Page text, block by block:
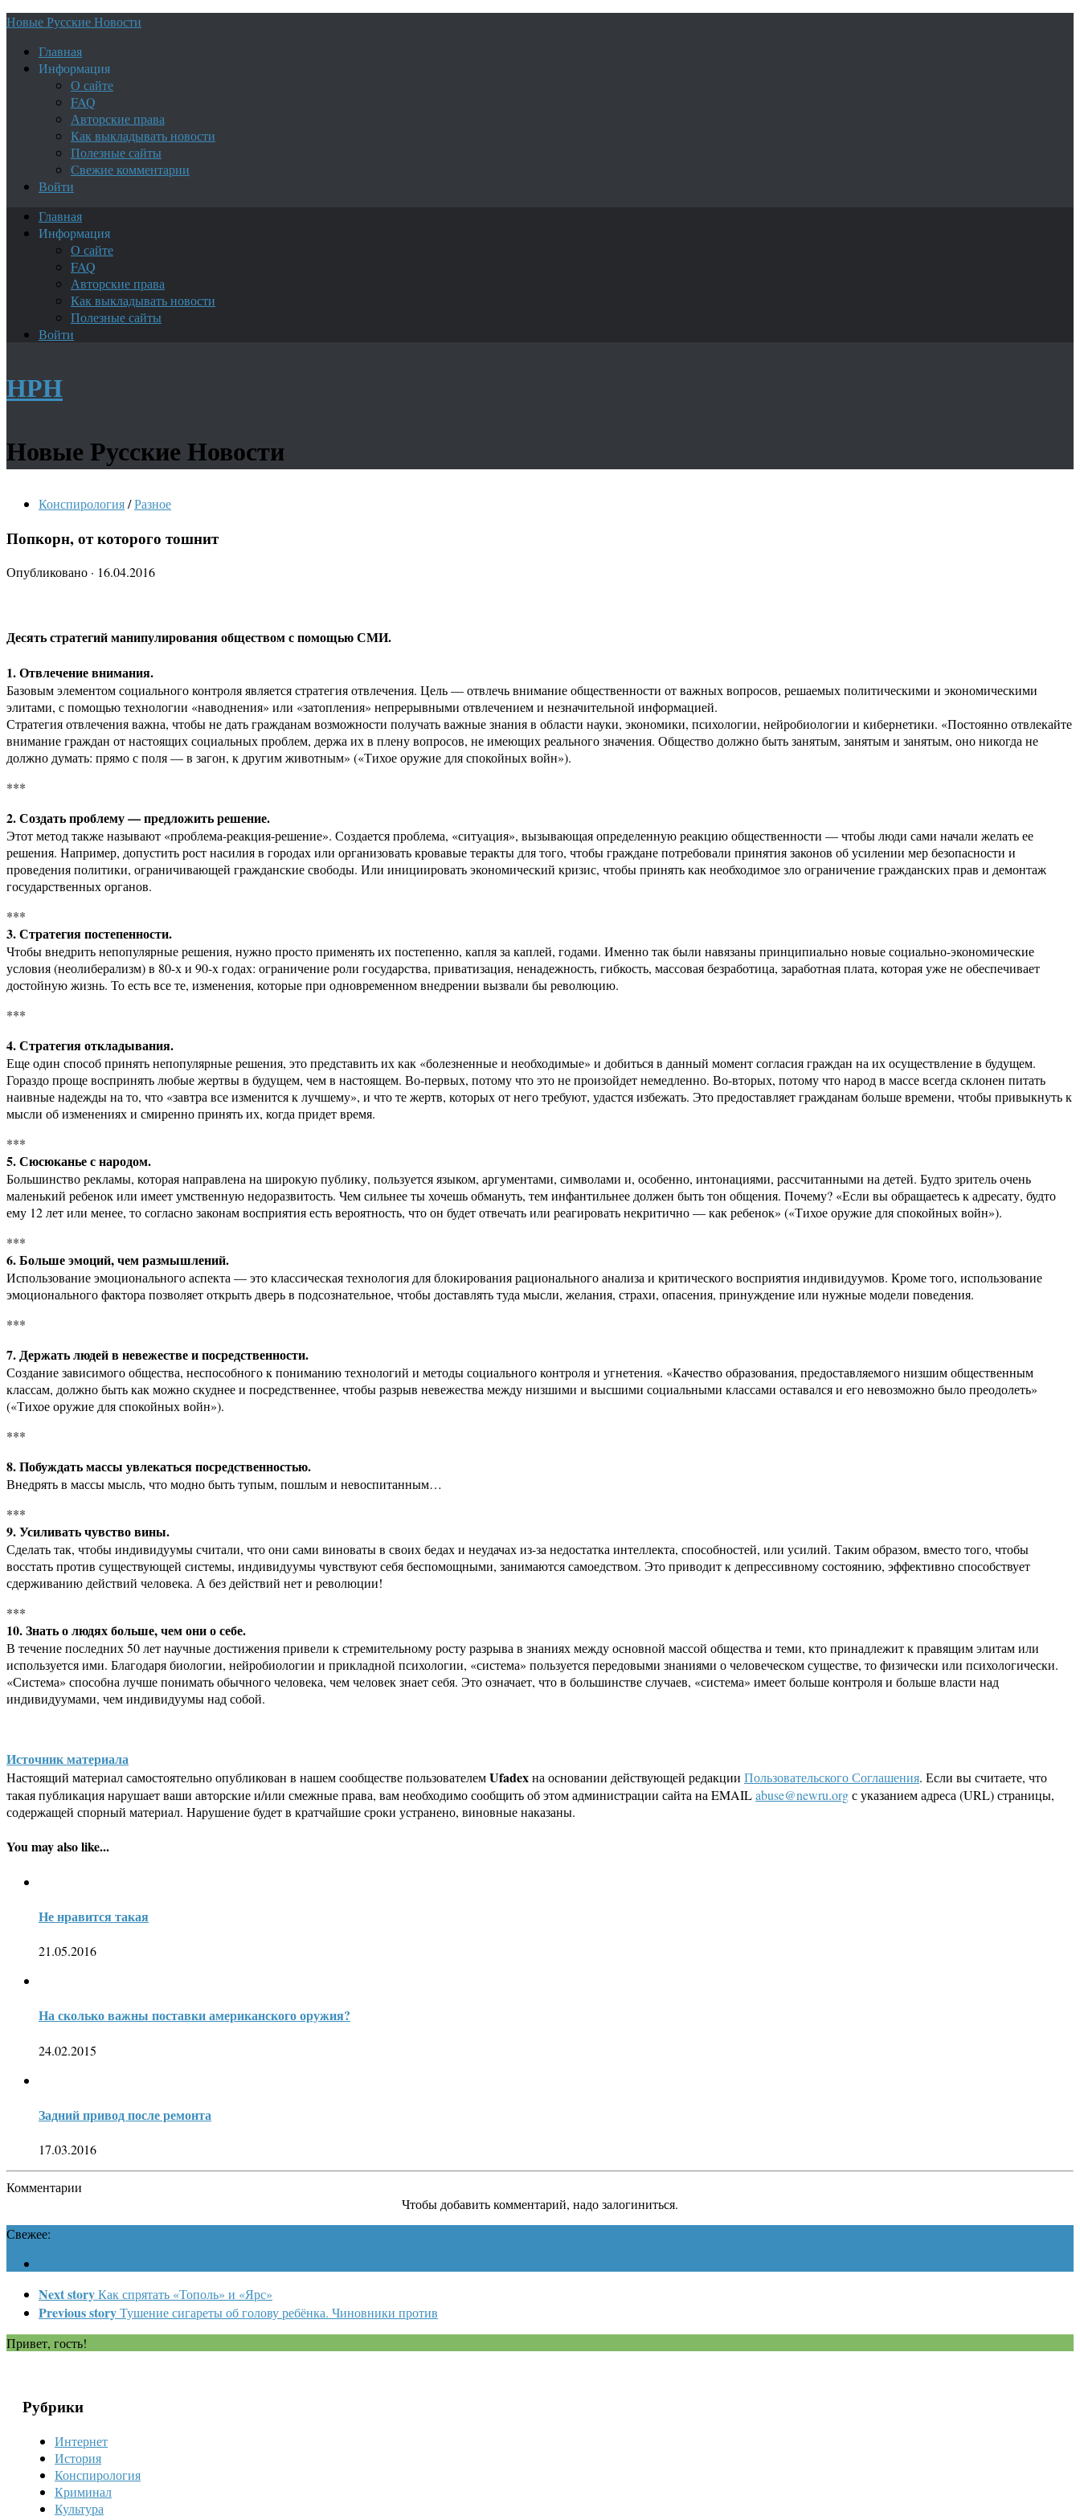
Новые Русские Новости
Главная
Информация
О сайте
FAQ
Авторские права
Как выкладывать новости
Полезные сайты
Свежие комментарии
Войти
Главная
Информация
О сайте
FAQ
Авторские права
Как выкладывать новости
Полезные сайты
Войти
НРН
Новые Русские Новости
Конспирология/Разное
Попкорн, от которого тошнит
Опубликовано · 16.04.2016
Десять стратегий манипулирования обществом с помощью СМИ.
1. Отвлечение внимания.
Базовым элементом социального контроля является стратегия отвлечения. Цель — отвлечь внимание общественности от важных вопросов, решаемых политическими и экономическими
элитами, с помощью технологии «наводнения» или «затопления» непрерывными отвлечением и незначительной информацией.
Стратегия отвлечения важна, чтобы не дать гражданам возможности получать важные знания в области науки, экономики, психологии, нейробиологии и кибернетики. «Постоянно отвлекайте
внимание граждан от настоящих социальных проблем, держа их в плену вопросов, не имеющих реального значения. Общество должно быть занятым, занятым и занятым, оно никогда не
должно думать: прямо с поля — в загон, к другим животным» («Тихое оружие для спокойных войн»).
***
2. Создать проблему — предложить решение.
Этот метод также называют «проблема-реакция-решение». Создается проблема, «ситуация», вызывающая определенную реакцию общественности — чтобы люди сами начали желать ее
решения. Например, допустить рост насилия в городах или организовать кровавые теракты для того, чтобы граждане потребовали принятия законов об усилении мер безопасности и
проведения политики, ограничивающей гражданские свободы. Или инициировать экономический кризис, чтобы принять как необходимое зло ограничение гражданских прав и демонтаж
государственных органов.
***
3. Стратегия постепенности.
Чтобы внедрить непопулярные решения, нужно просто применять их постепенно, капля за каплей, годами. Именно так были навязаны принципиально новые социально-экономические
условия (неолиберализм) в 80-х и 90-х годах: ограничение роли государства, приватизация, ненадежность, гибкость, массовая безработица, заработная плата, которая уже не обеспечивает
достойную жизнь. То есть все те, изменения, которые при одновременном внедрении вызвали бы революцию.
***
4. Стратегия откладывания.
Еще один способ принять непопулярные решения, это представить их как «болезненные и необходимые» и добиться в данный момент согласия граждан на их осуществление в будущем.
Гораздо проще воспринять любые жертвы в будущем, чем в настоящем. Во-первых, потому что это не произойдет немедленно. Во-вторых, потому что народ в массе всегда склонен питать
наивные надежды на то, что «завтра все изменится к лучшему», и что те жертв, которых от него требуют, удастся избежать. Это предоставляет гражданам больше времени, чтобы привыкнуть к
мысли об изменениях и смиренно принять их, когда придет время.
***
5. Сюсюканье с народом.
Большинство рекламы, которая направлена на широкую публику, пользуется языком, аргументами, символами и, особенно, интонациями, рассчитанными на детей. Будто зритель очень
маленький ребенок или имеет умственную недоразвитость. Чем сильнее ты хочешь обмануть, тем инфантильнее должен быть тон общения. Почему? «Если вы обращаетесь к адресату, будто
ему 12 лет или менее, то согласно законам восприятия есть вероятность, что он будет отвечать или реагировать некритично — как ребенок» («Тихое оружие для спокойных войн»).
***
6. Больше эмоций, чем размышлений.
Использование эмоционального аспекта — это классическая технология для блокирования рационального анализа и критического восприятия индивидуумов. Кроме того, использование
эмоционального фактора позволяет открыть дверь в подсознательное, чтобы доставлять туда мысли, желания, страхи, опасения, принуждение или нужные модели поведения.
***
7. Держать людей в невежестве и посредственности.
Создание зависимого общества, неспособного к пониманию технологий и методы социального контроля и угнетения. «Качество образования, предоставляемого низшим общественным
классам, должно быть как можно скуднее и посредственнее, чтобы разрыв невежества между низшими и высшими социальными классами оставался и его невозможно было преодолеть»
(«Тихое оружие для спокойных войн»).
***
8. Побуждать массы увлекаться посредственностью.
Внедрять в массы мысль, что модно быть тупым, пошлым и невоспитанным…
***
9. Усиливать чувство вины.
Сделать так, чтобы индивидуумы считали, что они сами виноваты в своих бедах и неудачах из-за недостатка интеллекта, способностей, или усилий. Таким образом, вместо того, чтобы
восстать против существующей системы, индивидуумы чувствуют себя беспомощными, занимаются самоедством. Это приводит к депрессивному состоянию, эффективно способствует
сдерживанию действий человека. А без действий нет и революции!
***
10. Знать о людях больше, чем они о себе.
В течение последних 50 лет научные достижения привели к стремительному росту разрыва в знаниях между основной массой общества и теми, кто принадлежит к правящим элитам или
используется ими. Благодаря биологии, нейробиологии и прикладной психологии, «система» пользуется передовыми знаниями о человеческом существе, то физически или психологически.
«Система» способна лучше понимать обычного человека, чем человек знает себя. Это означает, что в большинстве случаев, «система» имеет больше контроля и больше власти над
индивидуумами, чем индивидуумы над собой.
Источник материала
Настоящий материал самостоятельно опубликован в нашем сообществе пользователемUfadexна основании действующей редакции Пользовательского Соглашения. Если вы считаете, что
такая публикация нарушает ваши авторские и/или смежные права, вам необходимо сообщить об этом администрации сайта на EMAILabuse@newru.orgс указанием адреса (URL) страницы,
содержащей спорный материал. Нарушение будет в кратчайшие сроки устранено, виновные наказаны.
You may also like...
Не нравится такая
21.05.2016
На сколько важны поставки американского оружия?
24.02.2015
Задний привод после ремонта
17.03.2016
Комментарии
Чтобы добавить комментарий, надо залогиниться.
Свежее:
Next storyКак спрятать «Тополь» и «Ярс»
Previous storyТушение сигареты об голову ребёнка. Чиновники против
Привет, гость!
Рубрики
Интернет
История
Конспирология
Криминал
Культура